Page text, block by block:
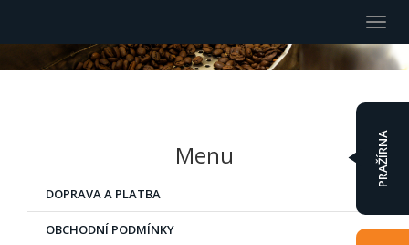
PRAŽÍRNA
Menu
DOPRAVA A PLATBA
OBCHODNÍ PODMÍNKY